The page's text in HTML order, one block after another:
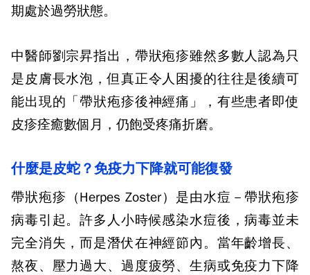
期處於過勞狀態。
中醫師劉宗昇指出，帶狀疱疹雖然多數人認為只
是皮膚長水泡，但真正令人困擾的往往是後續可
能出現的「帶狀疱疹後神經痛」，有些患者即使
皮疹痊癒數個月，仍飽受疼痛折磨。
什麼是皮蛇？免疫力下降就可能復發
帶狀疱疹（Herpes Zoster）是由水痘－帶狀疱疹
病毒引起。許多人小時候感染水痘後，病毒並未
完全消失，而是潛伏在神經節內。當年齡增長、
熬夜、壓力過大、過度疲勞、生病或免疫力下降